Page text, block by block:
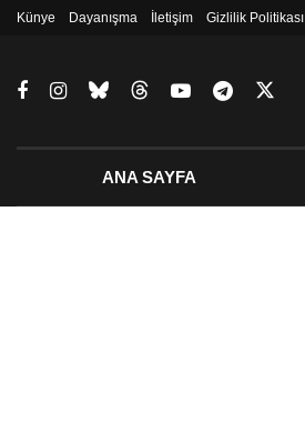
Künye Dayanışma İletişim Gizlilik Politikası
ANA SAYFA